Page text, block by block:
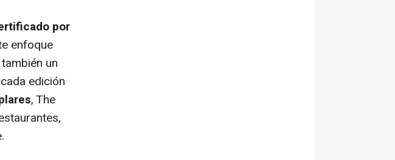
por
enfoque
un
edición
, The